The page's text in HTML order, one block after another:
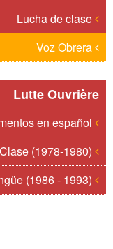
Lutte Ouvrière